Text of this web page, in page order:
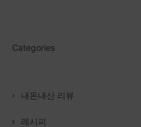
Categories
내돈내산 리뷰
레시피